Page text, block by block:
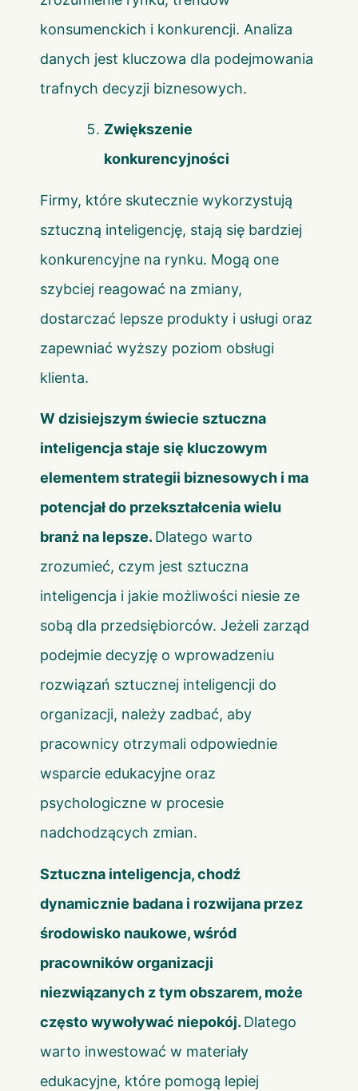
konsumenckich i konkurencji. Analiza
danych jest kluczowa dla podejmowania
trafnych decyzji biznesowych.
Zwiększenie
konkurencyjności
Firmy, które skutecznie wykorzystują
sztuczną inteligencję, stają się bardziej
konkurencyjne na rynku. Mogą one
szybciej reagować na zmiany,
dostarczać lepsze produkty i usługi oraz
zapewniać wyższy poziom obsługi
klienta.
W dzisiejszym świecie sztuczna
inteligencja staje się kluczowym
elementem strategii biznesowych i ma
potencjał do przekształcenia wielu
branż na lepsze. Dlatego warto
zrozumieć, czym jest sztuczna
inteligencja i jakie możliwości niesie ze
sobą dla przedsiębiorców. Jeżeli zarząd
podejmie decyzję o wprowadzeniu
rozwiązań sztucznej inteligencji do
organizacji, należy zadbać, aby
pracownicy otrzymali odpowiednie
wsparcie edukacyjne oraz
psychologiczne w procesie
nadchodzących zmian.
Sztuczna inteligencja, chodź
dynamicznie badana i rozwijana przez
środowisko naukowe, wśród
pracowników organizacji
niezwiązanych z tym obszarem, może
często wywoływać niepokój. Dlatego
warto inwestować w materiały
edukacyjne, które pomogą lepiej